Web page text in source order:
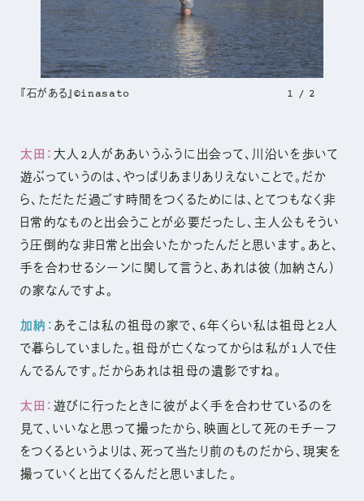
『石がある』©inasato 1 2
太田：大人2人がああいうふうに出会って、川沿いを歩いて
遊ぶっていうのは、やっぱりあまりありえないことで。だか
ら、ただただ過ごす時間をつくるためには、とてつもなく非
日常的なものと出会うことが必要だったし、主人公もそうい
う圧倒的な非日常と出会いたかったんだと思います。あと、
手を合わせるシーンに関して言うと、あれは彼（加納さん）
の家なんですよ。
加納：あそこは私の祖母の家で、6年くらい私は祖母と2人
で暮らしていました。祖母が亡くなってからは私が1人で住
んでるんです。だからあれは祖母の遺影ですね。
太田：遊びに行ったときに彼がよく手を合わせているのを
見て、いいなと思って撮ったから、映画として死のモチーフ
をつくるというよりは、死って当たり前のものだから、現実を
撮っていくと出てくるんだと思いました。